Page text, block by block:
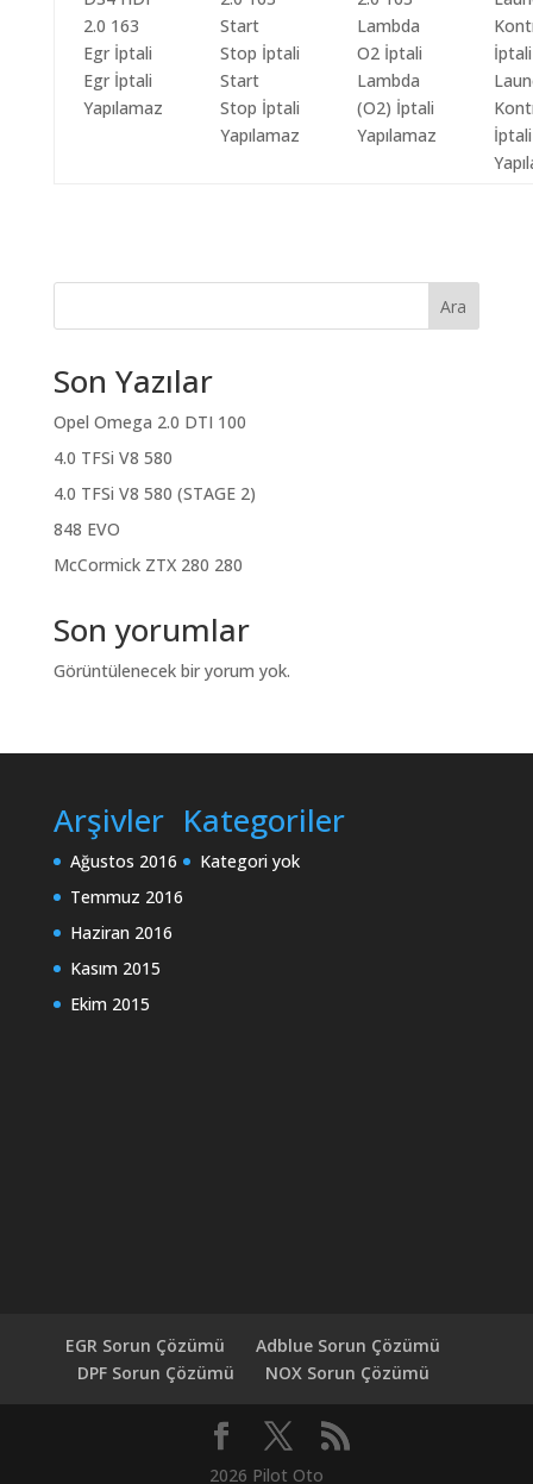
Egr İptali
Yapılamaz
Start
Stop İptali
Yapılamaz
Lambda
(O2) İptali
Yapılamaz
İptali
Ara
Son Yazılar
Opel Omega 2.0 DTI 100
4.0 TFSi V8 580
4.0 TFSi V8 580 (STAGE 2)
848 EVO
McCormick ZTX 280 280
Son yorumlar
Görüntülenecek bir yorum yok.
Arşivler
Ağustos 2016
Temmuz 2016
Haziran 2016
Kasım 2015
Ekim 2015
Kategoriler
Kategori yok
EGR Sorun Çözümü
Adblue Sorun Çözümü
DPF Sorun Çözümü
NOX Sorun Çözümü
2026 Pilot Oto